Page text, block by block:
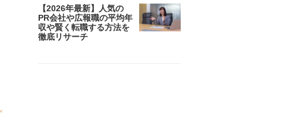
【2026年最新】人気の
PR会社や広報職の平均年
収や賢く転職する方法を
徹底リサーチ